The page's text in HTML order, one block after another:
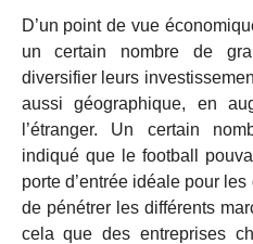
D’un point de vue
un certain nombre de
diversifier leurs
aussi géographique, en
l’étranger. Un certain
indiqué que le football
porte d’entrée idéale pour
de pénétrer les différents
cela que des entreprises